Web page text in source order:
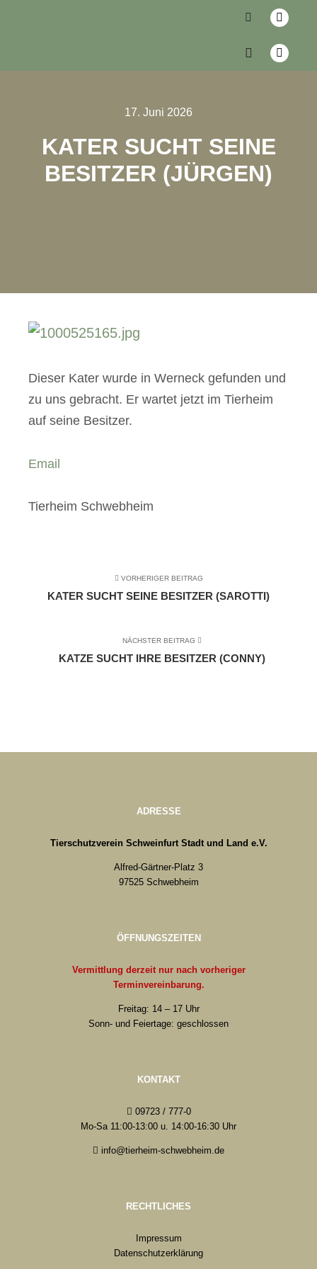
17. Juni 2026
KATER SUCHT SEINE
BESITZER (JÜRGEN)
Dieser Kater wurde in Werneck gefunden und
zu uns gebracht. Er wartet jetzt im Tierheim
auf seine Besitzer.
Email
Tierheim Schwebheim
VORHERIGER BEITRAG
KATER SUCHT SEINE BESITZER (SAROTTI)
NÄCHSTER BEITRAG
KATZE SUCHT IHRE BESITZER (CONNY)
ADRESSE
Tierschutzverein Schweinfurt Stadt und Land e.V.
Alfred-Gärtner-Platz 3
97525 Schwebheim
ÖFFNUNGSZEITEN
Vermittlung derzeit nur nach vorheriger
Terminvereinbarung.
Freitag: 14 – 17 Uhr
Sonn- und Feiertage: geschlossen
KONTAKT
09723 / 777-0
Mo-Sa 11:00-13:00 u. 14:00-16:30 Uhr
info@tierheim-schwebheim.de
RECHTLICHES
Impressum
Datenschutzerklärung